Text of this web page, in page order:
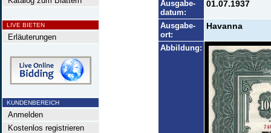
LIVE BIETEN
Erläuterungen
KUNDENBEREICH
Anmelden
Kostenlos registrieren
Ausgabe-
datum:
01.07.1937
Ausgabe-
ort:
Havanna
Abbildung: